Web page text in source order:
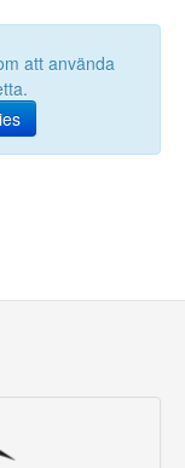
att använda